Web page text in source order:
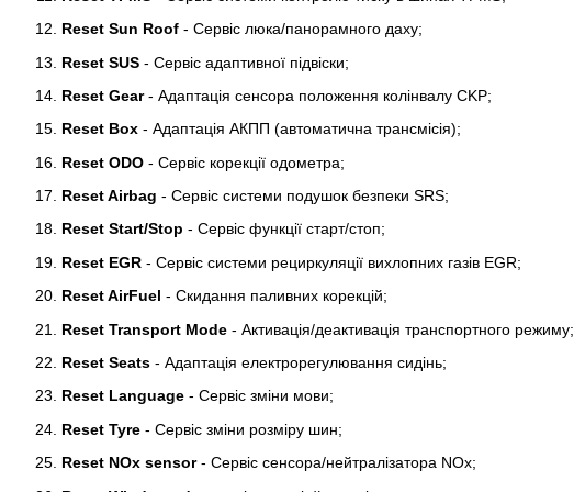
Reset Sun Roof - Сервіс люка/панорамного даху;
Reset SUS - Сервіс адаптивної підвіски;
Reset Gear- Адаптація сенсора положення колінвалу CKP;
Reset Box - Адаптація АКПП (автоматична трансмісія);
Reset ODO - Сервіс корекції одометра;
Reset Airbag - Сервіс системи подушок безпеки SRS;
Reset Start/Stop - Сервіс функції старт/стоп;
Reset EGR - Сервіс системи рециркуляції вихлопних газів EGR;
Reset AirFuel - Скидання паливних корекцій;
Reset Transport Mode - Активація/деактивація транспортного режиму;
Reset Seats - Адаптація електрорегулювання сидінь;
Reset Language - Сервіс зміни мови;
Reset Tyre - Сервіс зміни розміру шин;
Reset NOx sensor- Сервіс сенсора/нейтралізатора NOx;